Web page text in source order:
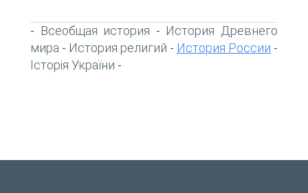
- Всеобщая история - История Древнего
мира - История религий - История России -
Історія України -